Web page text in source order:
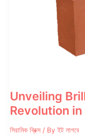
Unveiling
Revolution
সিরামিক ব্রিক্স / By ইট লাগবে